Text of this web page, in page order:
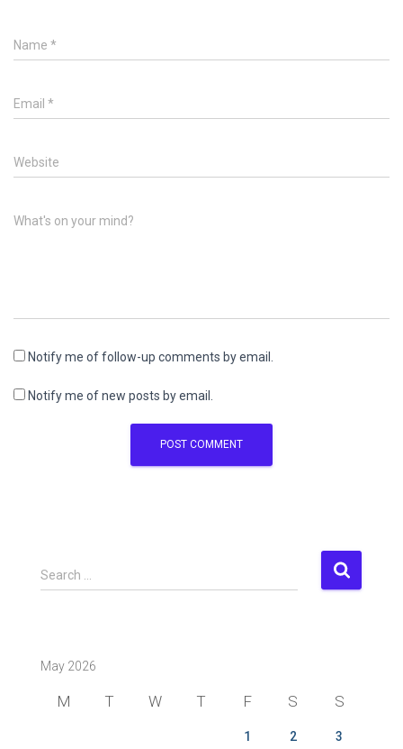
Name *
Email *
Website
What's on your mind?
Notify me of follow-up comments by email.
Notify me of new posts by email.
S
e
h
Search …
May 2026
M T W T F S S
1 2 3